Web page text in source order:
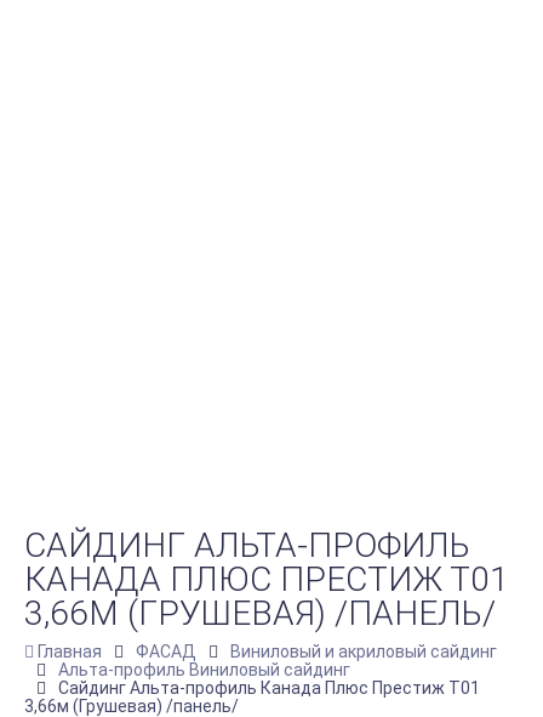
САЙДИНГ АЛЬТА-ПРОФИЛЬ
КАНАДА ПЛЮС ПРЕСТИЖ Т01
3,66М (ГРУШЕВАЯ) /ПАНЕЛЬ/
Главная ФАСАД
Виниловый и акриловый сайдинг
Альта-профиль Виниловый сайдинг
Сайдинг Альта-профиль Канада Плюс Престиж Т01
3,66м (Грушевая) /панель/